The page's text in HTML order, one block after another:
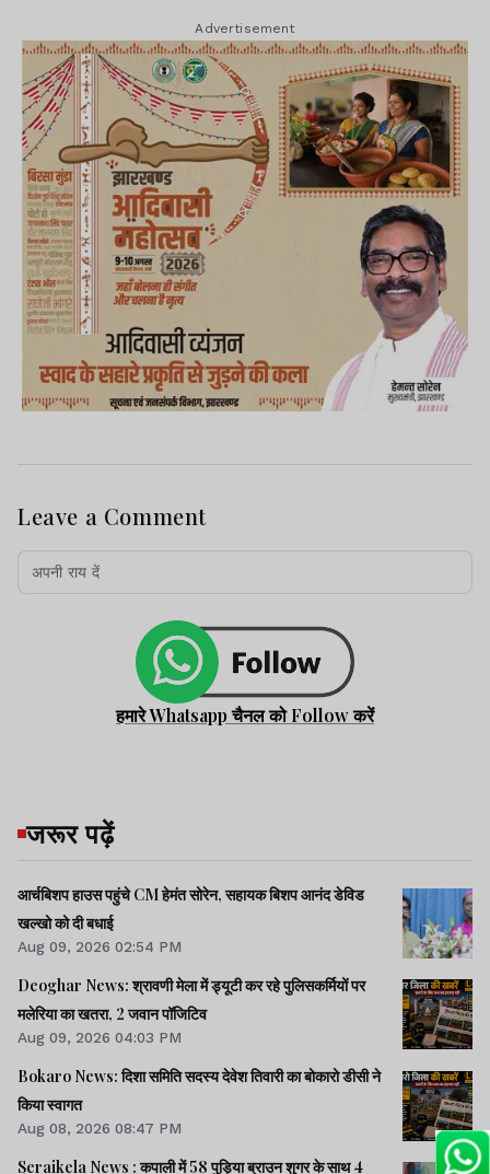
Advertisement
Leave a Comment
हमारे Whatsapp चैनल को Follow करें
जरूर पढ़ें
आर्चबिशप हाउस पहुंचे CM हेमंत सोरेन, सहायक बिशप आनंद डेविड
खल्खो को दी बधाई
Aug 09, 2026 02:54 PM
Deoghar News: श्रावणी मेला में ड्यूटी कर रहे पुलिसकर्मियों पर
मलेरिया का खतरा, 2 जवान पॉजिटिव
Aug 09, 2026 04:03 PM
Bokaro News: दिशा समिति सदस्य देवेश तिवारी का बोकारो डीसी ने
किया स्वागत
Aug 08, 2026 08:47 PM
Seraikela News : कपाली में 58 पुड़िया ब्राउन शुगर के साथ 4